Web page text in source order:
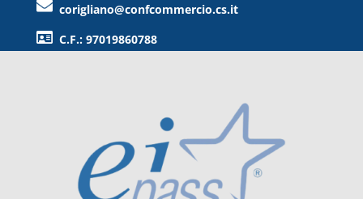
corigliano@confcommercio.cs.it
C.F.: 97019860788